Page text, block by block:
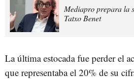
Mediapro prepara la
Tatxo Benet
La última estocada fue perder el
que representaba el 20% de su